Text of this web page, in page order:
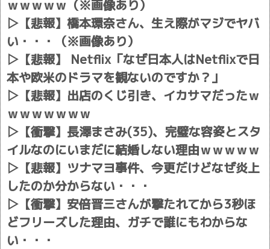
ｗｗｗｗｗ（※画像あり）
▷ 【悲報】橋本環奈さん、生え際がマジでヤバ
い・・・（※画像あり）
▷ 【悲報】 Netflix「なぜ日本人はNetflixで日
本や欧米のドラマを観ないのですか？」
▷ 【悲報】出店のくじ引き、イカサマだったｗ
ｗｗｗｗｗｗｗ
▷ 【衝撃】長澤まさみ(35)、完璧な容姿とスタ
イルなのにいまだに結婚しない理由ｗｗｗｗｗ
▷ 【悲報】ツナマヨ事件、今更だけどなぜ炎上
したのか分からない・・・
▷ 【衝撃】安倍晋三さんが撃たれてから3秒ほ
どフリーズした理由、ガチで誰にもわからな
い・・・